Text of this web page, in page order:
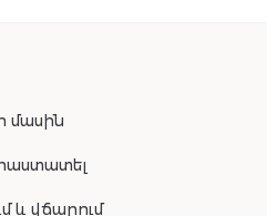
մասին
և վճարում